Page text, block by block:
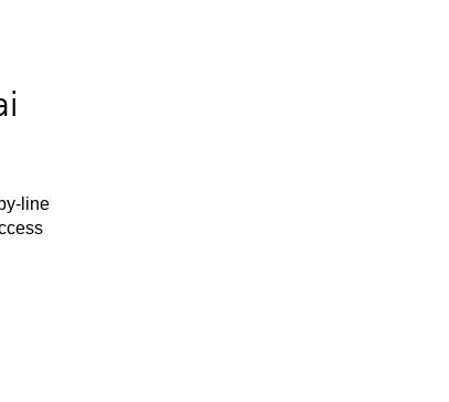
line